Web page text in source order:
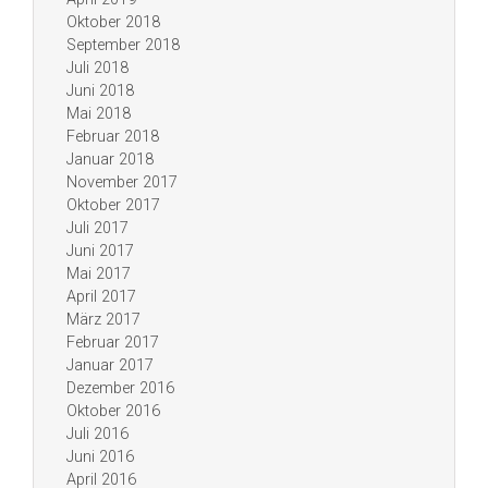
Oktober 2018
September 2018
Juli 2018
Juni 2018
Mai 2018
Februar 2018
Januar 2018
November 2017
Oktober 2017
Juli 2017
Juni 2017
Mai 2017
April 2017
März 2017
Februar 2017
Januar 2017
Dezember 2016
Oktober 2016
Juli 2016
Juni 2016
April 2016